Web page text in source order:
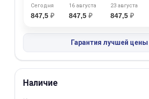
Сегодня
847,5 ₽
16 августа
847,5 ₽
23 августа
847,5 ₽
Гарантия лучшей цены
Наличие
недели
Остались вопросы?
8 800 302-02-51
plait.ru